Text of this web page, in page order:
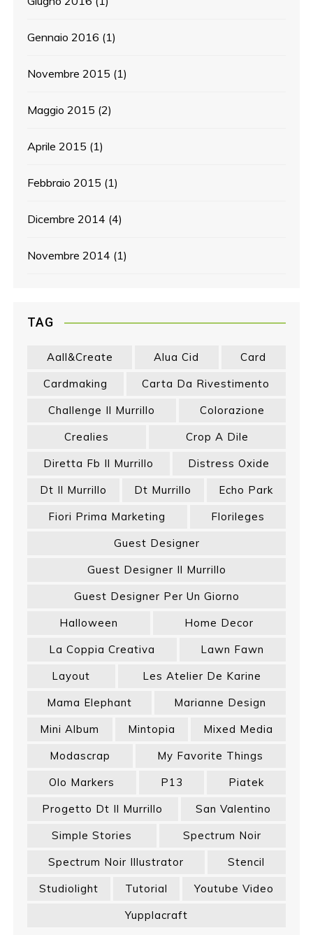
Gennaio 2016 (1)
Novembre 2015 (1)
Maggio 2015 (2)
Aprile 2015 (1)
Febbraio 2015 (1)
Dicembre 2014 (4)
Novembre 2014 (1)
TAG
Aall&create Alua Cid
Card
Cardmaking
Carta Da Rivestimento
Challenge Il Murrillo
Colorazione
Crealies
Crop A Dile
Diretta Fb Il Murrillo
Distress Oxide
Dt Il Murrillo
Dt Murrillo
Echo Park
Fiori Prima Marketing
Florileges
Guest Designer
Guest Designer Il Murrillo
Guest Designer Per Un Giorno
Halloween
Home Decor
La Coppia Creativa
Lawn Fawn
Layout
Les Atelier De Karine
Mama Elephant
Marianne Design
Mini Album
Mintopia
Mixed Media
Modascrap
My Favorite Things
Olo Markers
P13
Piatek
Progetto Dt Il Murrillo
San Valentino
Simple Stories
Spectrum Noir
Spectrum Noir Illustrator
Stencil
Studiolight
Tutorial
Youtube Video
Yupplacraft